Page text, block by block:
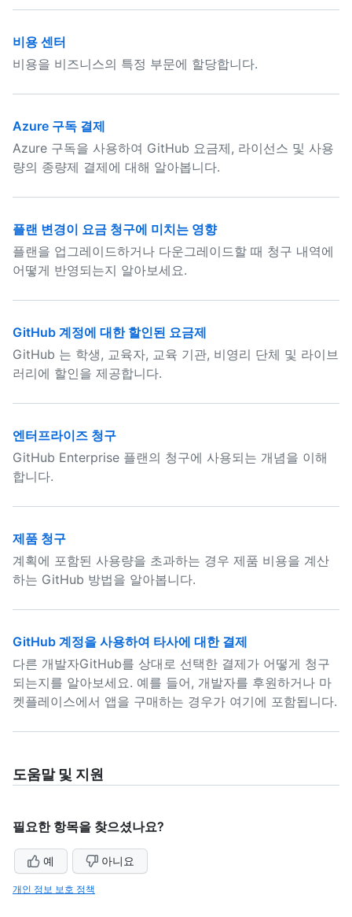
비용 센터
비용을 비즈니스의 특정 부문에 할당합니다.
Azure 구독 결제
Azure 구독을 사용하여 GitHub 요금제, 라이선스 및 사용
량의 종량제 결제에 대해 알아봅니다.
플랜 변경이 요금 청구에 미치는 영향
플랜을 업그레이드하거나 다운그레이드할 때 청구 내역에
어떻게 반영되는지 알아보세요.
GitHub 계정에 대한 할인된 요금제
GitHub 는 학생, 교육자, 교육 기관, 비영리 단체 및 라이브
러리에 할인을 제공합니다.
엔터프라이즈 청구
GitHub Enterprise 플랜의 청구에 사용되는 개념을 이해
합니다.
제품 청구
계획에 포함된 사용량을 초과하는 경우 제품 비용을 계산
하는 GitHub 방법을 알아봅니다.
GitHub 계정을 사용하여 타사에 대한 결제
다른 개발자GitHub를 상대로 선택한 결제가 어떻게 청구
되는지를 알아보세요. 예를 들어, 개발자를 후원하거나 마
켓플레이스에서 앱을 구매하는 경우가 여기에 포함됩니다.
도움말 및 지원
필요한 항목을 찾으셨나요?
예 아니요
개인 정보 보호 정책